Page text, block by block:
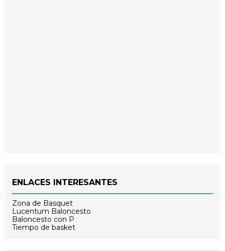
ENLACES INTERESANTES
Zona de Basquet
Lucentum Baloncesto
Baloncesto con P
Tiempo de basket